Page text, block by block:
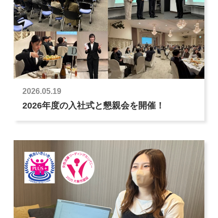
2026.05.19
2026年度の入社式と懇親会を開催！